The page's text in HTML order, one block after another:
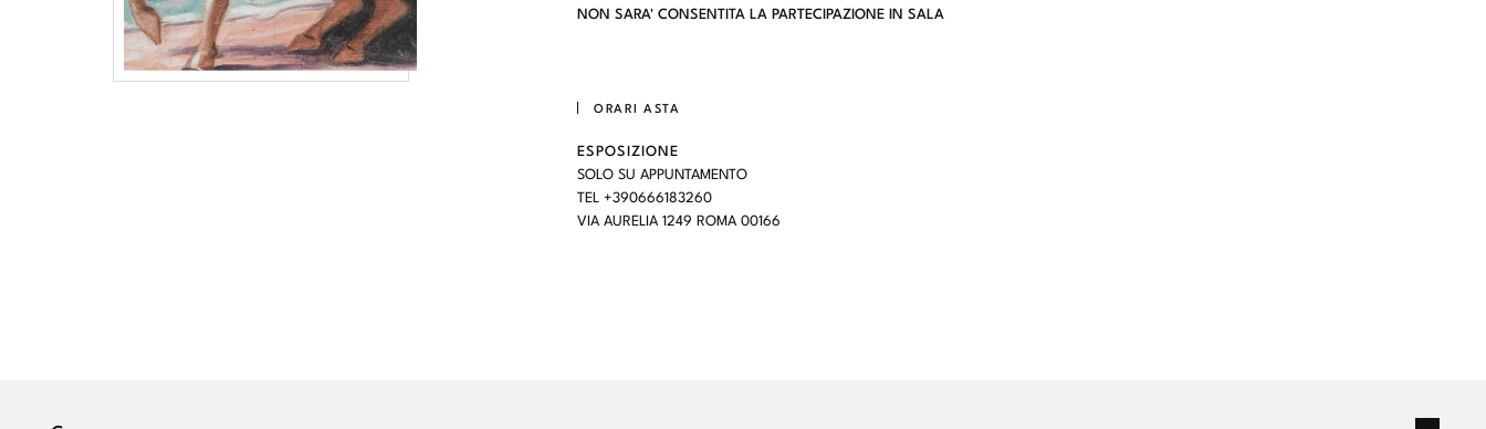
NON SARA' CONSENTITA LA PARTECIPAZIONE IN SALA
ORARI ASTA
ESPOSIZIONE
SOLO SU APPUNTAMENTO
TEL +390666183260
VIA AURELIA 1249 ROMA 00166